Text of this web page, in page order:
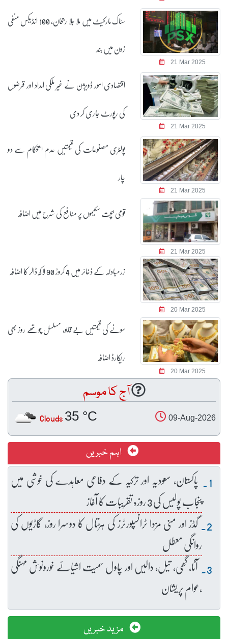
21 Mar 2025
سٹاک مارکیٹ میں ملا جلا رجحان، 100 انڈیکس منفی
زون میں بند
21 Mar 2025
اقتصادی امور ڈویژن نے غیر ملکی امداد اور قرضوں
کی رپورٹ جاری کر دی
21 Mar 2025
پولٹری مصنوعات کی قیمتیں عدم استحکام سے دو
چار
21 Mar 2025
قومی بچت سکیموں پر منافع کی شرح میں اضافہ
20 Mar 2025
زرمبادلہ کے ذخائر میں 4 کروڑ 90 لاکھ ڈالر کا اضافہ
20 Mar 2025
سونے کی قیمتیں بے قابو، مسلسل چوتھے روز بھی
ریکارڈ اضافہ
آج کا موسم
09-Aug-2026
35 °C
Clouds
اہم خبریں
پاکستان، سعودیہ اور ترکیہ کے دفاعی معاہدے کی خوشی میں
پنجاب پولیس کی 3 روزہ تقریبات کا آغاز
گڈز اور منی مزدا ٹرانسپورٹرز کی ہڑتال کا دوسرا روز، گاڑیوں کی
روانگی معطل
آٹا، گھی، تیل، دالیں اور چاول سمیت اشیائے خورونوش مہنگی
،عوام پریشان
مزید خبریں